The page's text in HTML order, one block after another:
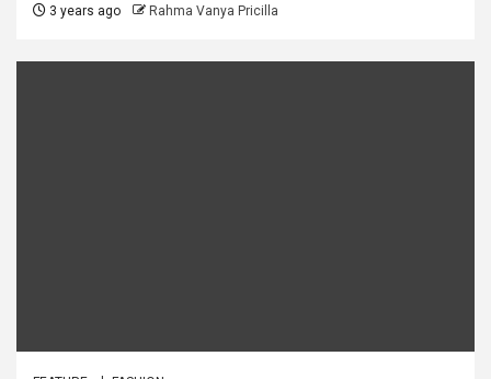
3 years ago Rahma Vanya Pricilla